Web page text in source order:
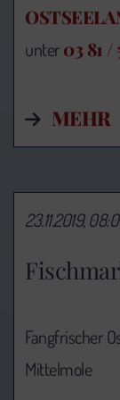
unter03 81 /
MEHR
23.11.2019,
Fangfrischer
Mittelmole